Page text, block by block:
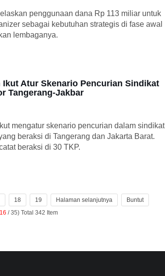
penggunaan dana Rp 113 miliar untuk
sebagai kebutuhan strategis di fase awal
lembaganya.
Ikut Atur Skenario Pencurian Sindikat
Tangerang-Jakbar
mengatur skenario pencurian dalam sindikat
beraksi di Tangerang dan Jakarta Barat.
beraksi di 30 TKP.
18 19 Halaman selanjutnya
Buntut
16 / 35) Total 342 Item